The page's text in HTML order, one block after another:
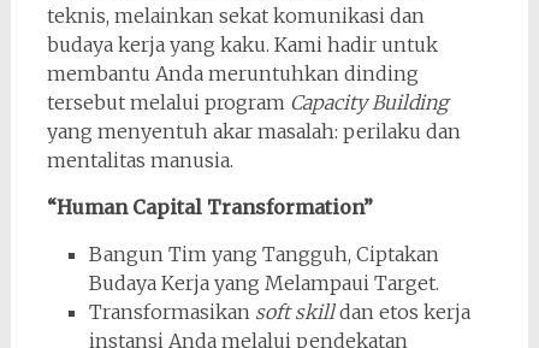
teknis, melainkan sekat komunikasi dan
budaya kerja yang kaku. Kami hadir untuk
membantu Anda meruntuhkan dinding
tersebut melalui program Capacity Building
yang menyentuh akar masalah: perilaku dan
mentalitas manusia.
“Human Capital Transformation”
Bangun Tim yang Tangguh, Ciptakan
Budaya Kerja yang Melampaui Target.
Transformasikan soft skilldan etos kerja
instansi Anda melalui pendekatan